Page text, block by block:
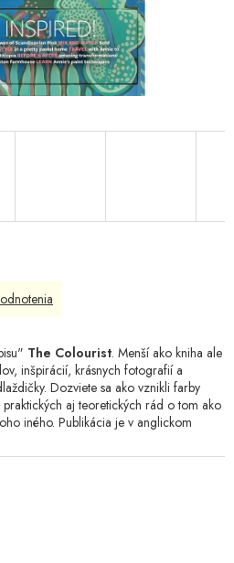
The Colourist. Menší ako kniha ale
inšpirácií, krásnych fotografií a
Dozviete sa ako vznikli farby
aj teoretických rád o tom ako
iného. Publikácia je v anglickom